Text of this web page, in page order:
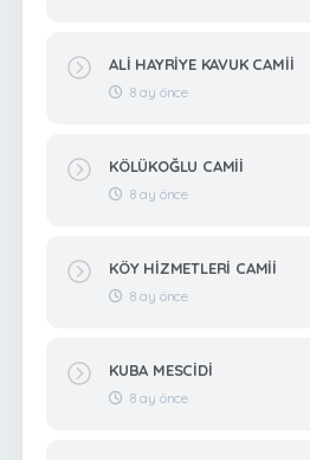
ALİ HAYRİYE KAVUK CAMİİ
8 ay önce
KÖLÜKOĞLU CAMİİ
8 ay önce
KÖY HİZMETLERİ CAMİİ
8 ay önce
KUBA MESCİDİ
8 ay önce